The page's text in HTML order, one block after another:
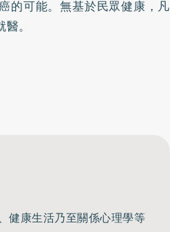
的可能。無基於民眾健康，凡
。
健康生活乃至關係心理學等